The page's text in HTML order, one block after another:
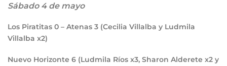
Sábado 4 de mayo
Los Piratitas 0 – Atenas 3 (Cecilia Villalba y Ludmila
Villalba x2)
Nuevo Horizonte 6 (Ludmila Ríos x3, Sharon Alderete x2 y